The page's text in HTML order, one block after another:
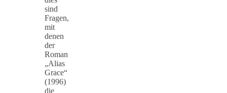
sind
Fragen,
mit
denen
der
Roman
„Alias
Grace“
(1996)
die